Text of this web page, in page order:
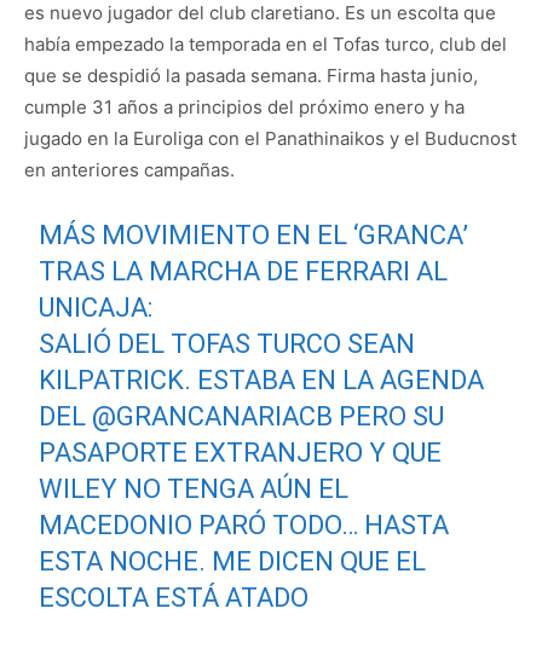
es nuevo jugador del club claretiano. Es un escolta que
había empezado la temporada en el Tofas turco, club del
que se despidió la pasada semana. Firma hasta junio,
cumple 31 años a principios del próximo enero y ha
jugado en la Euroliga con el Panathinaikos y el Buducnost
en anteriores campañas.
MÁS MOVIMIENTO EN EL ‘GRANCA’
TRAS LA MARCHA DE FERRARI AL
UNICAJA:
SALIÓ DEL TOFAS TURCO SEAN
KILPATRICK. ESTABA EN LA AGENDA
DEL @GRANCANARIACB PERO SU
PASAPORTE EXTRANJERO Y QUE
WILEY NO TENGA AÚN EL
MACEDONIO PARÓ TODO… HASTA
ESTA NOCHE. ME DICEN QUE EL
ESCOLTA ESTÁ ATADO